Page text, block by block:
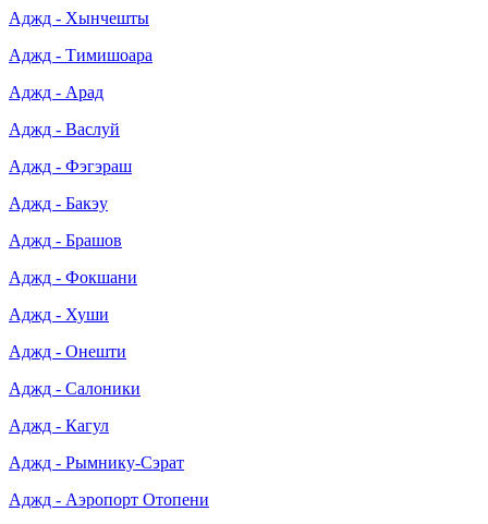
Аджд - Хынчешты
Аджд - Тимишоара
Аджд - Арад
Аджд - Васлуй
Аджд - Фэгэраш
Аджд - Бакэу
Аджд - Брашов
Аджд - Фокшани
Аджд - Хуши
Аджд - Онешти
Аджд - Салоники
Аджд - Кагул
Аджд - Рымнику-Сэрат
Аджд - Аэропорт Отопени